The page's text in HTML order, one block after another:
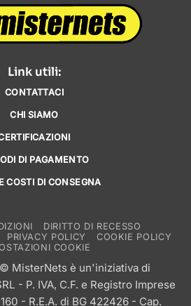
Le
opzioni
scelte
nella
pagina
prodotto
Link utili:
CONTATTACI
CHI SIAMO
DI PAGAMENTO
COSTI DI CONSEGNA
DIRITTO DI RECESSO
PRIVACY POLICY
COOKIE POLICY
COOKIE
MisterNets è un'iniziativa di
- P. IVA, C.F. e Registro Imprese
- R.E.A. di BG 422426 - Cap.